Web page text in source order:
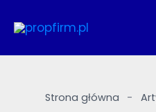
do
Strona główna -